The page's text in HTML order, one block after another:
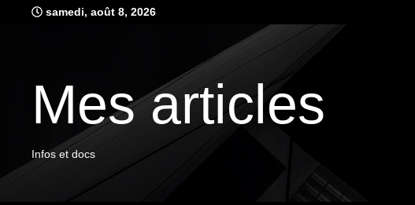
samedi, août 8, 2026
Mes articles
Infos et docs